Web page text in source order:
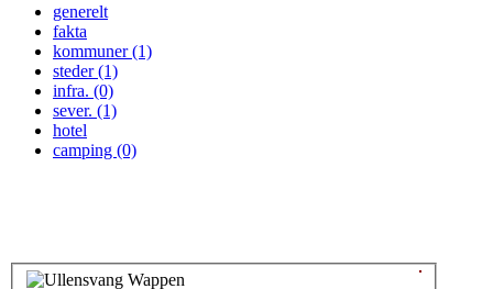
generelt
fakta
kommuner (1)
steder (1)
infra. (0)
sever. (1)
hotel
camping (0)